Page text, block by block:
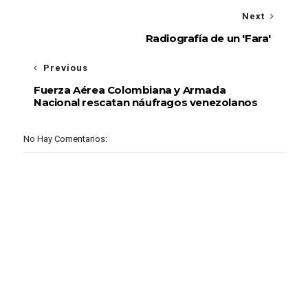
Next
Radiografía de un 'Fara'
Previous
Fuerza Aérea Colombiana y Armada
Nacional rescatan náufragos venezolanos
No Hay Comentarios: